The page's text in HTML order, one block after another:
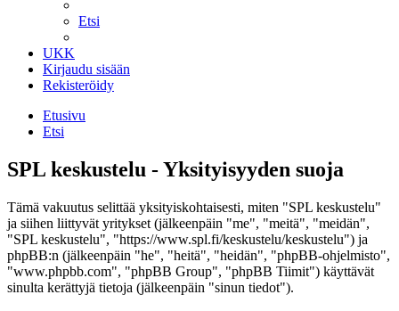
Etsi
UKK
Kirjaudu sisään
Rekisteröidy
Etusivu
Etsi
SPL keskustelu - Yksityisyyden suoja
Tämä vakuutus selittää yksityiskohtaisesti, miten "SPL keskustelu"
ja siihen liittyvät yritykset (jälkeenpäin "me", "meitä", "meidän",
"SPL keskustelu", "https://www.spl.fi/keskustelu/keskustelu") ja
phpBB:n (jälkeenpäin "he", "heitä", "heidän", "phpBB-ohjelmisto",
"www.phpbb.com", "phpBB Group", "phpBB Tiimit") käyttävät
sinulta kerättyjä tietoja (jälkeenpäin "sinun tiedot").